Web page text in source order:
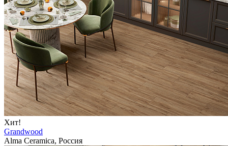
Хит!
Grandwood
Alma Ceramica, Россия